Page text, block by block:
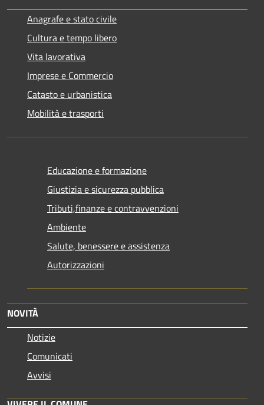
Anagrafe e stato civile
Cultura e tempo libero
Vita lavorativa
Imprese e Commercio
Catasto e urbanistica
Mobilità e trasporti
Educazione e formazione
Giustizia e sicurezza pubblica
Tributi,finanze e contravvenzioni
Ambiente
Salute, benessere e assistenza
Autorizzazioni
NOVITÀ
Notizie
Comunicati
Avvisi